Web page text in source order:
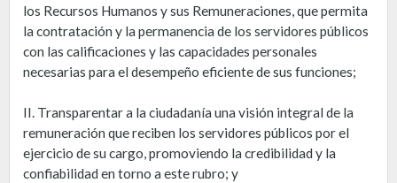
los Recursos Humanos y sus Remuneraciones, que permita
la contratación y la permanencia de los servidores públicos
con las calificaciones y las capacidades personales
necesarias para el desempeño eficiente de sus funciones;
II. Transparentar a la ciudadanía una visión integral de la
remuneración que reciben los servidores públicos por el
ejercicio de su cargo, promoviendo la credibilidad y la
confiabilidad en torno a este rubro; y